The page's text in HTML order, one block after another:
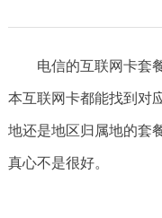
电信的互联网卡套
本互联网卡都能找到对
地还是地区归属地的套
真心不是很好。